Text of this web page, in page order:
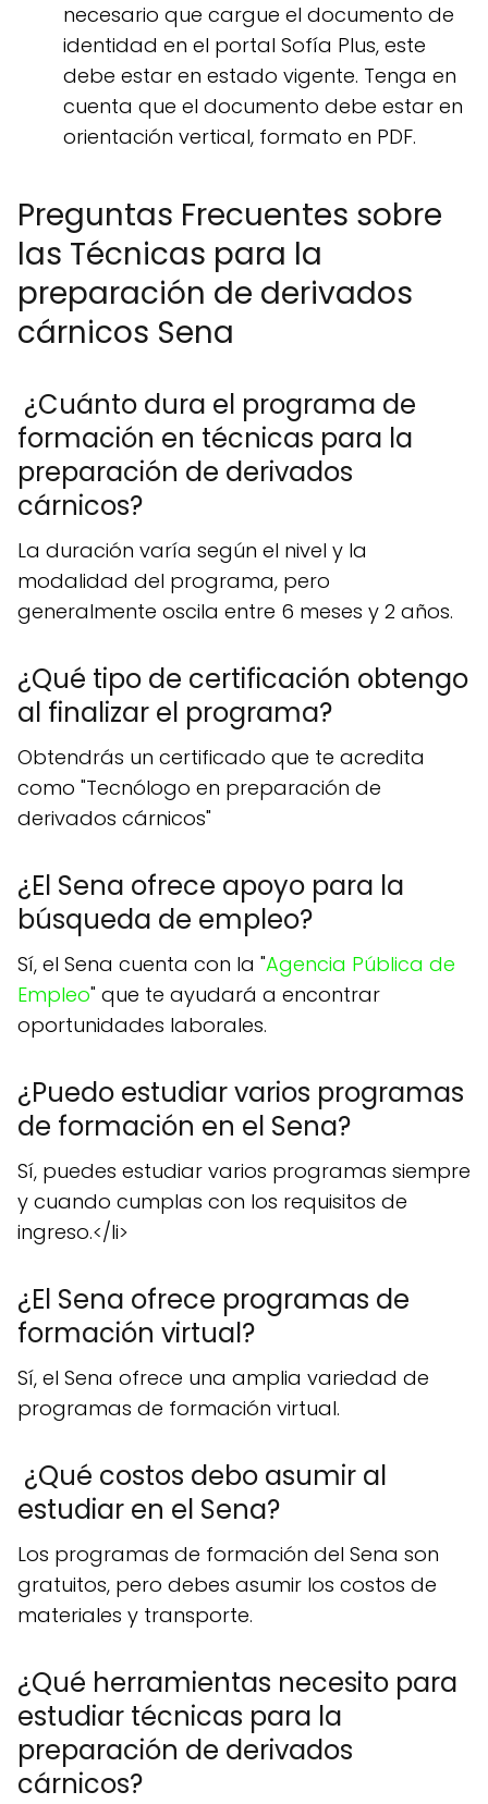
necesario que cargue el documento de
identidad en el portal Sofía Plus, este
debe estar en estado vigente. Tenga en
cuenta que el documento debe estar en
orientación vertical, formato en PDF.
Preguntas Frecuentes sobre
las Técnicas para la
preparación de derivados
cárnicos Sena
¿Cuánto dura el programa de
formación en técnicas para la
preparación de derivados
cárnicos?
La duración varía según el nivel y la
modalidad del programa, pero
generalmente oscila entre 6 meses y 2 años.
¿Qué tipo de certificación obtengo
al finalizar el programa?
Obtendrás un certificado que te acredita
como "Tecnólogo en preparación de
derivados cárnicos"
¿El Sena ofrece apoyo para la
búsqueda de empleo?
Sí, el Sena cuenta con la "Agencia Pública de
Empleo" que te ayudará a encontrar
oportunidades laborales.
¿Puedo estudiar varios programas
de formación en el Sena?
Sí, puedes estudiar varios programas siempre
y cuando cumplas con los requisitos de
ingreso.</li>
¿El Sena ofrece programas de
formación virtual?
Sí, el Sena ofrece una amplia variedad de
programas de formación virtual.
¿Qué costos debo asumir al
estudiar en el Sena?
Los programas de formación del Sena son
gratuitos, pero debes asumir los costos de
materiales y transporte.
¿Qué herramientas necesito para
estudiar técnicas para la
preparación de derivados
cárnicos?